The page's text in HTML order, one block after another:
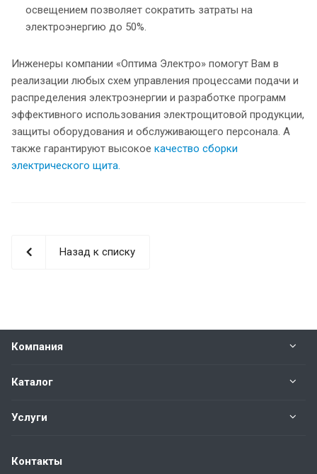
освещением позволяет сократить затраты на
электроэнергию до 50%.
Инженеры компании «Оптима Электро» помогут Вам в
реализации любых схем управления процессами подачи и
распределения электроэнергии и разработке программ
эффективного использования электрощитовой продукции,
защиты оборудования и обслуживающего персонала. А
также гарантируют высокое качество сборки
электрического щита.
Назад к списку
Компания
Каталог
Услуги
Контакты